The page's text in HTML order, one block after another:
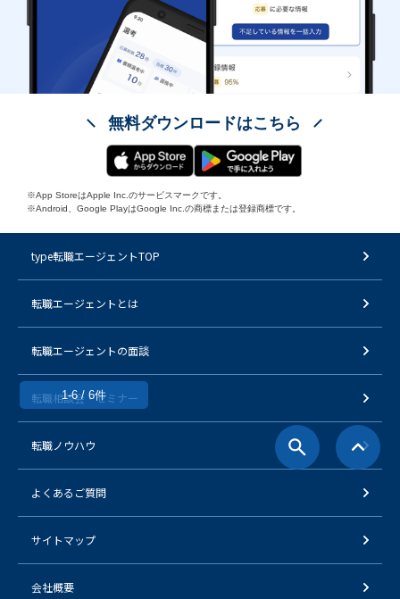
1-6 / 6件
無料ダウンロードはこちら
※App StoreはApple Inc.のサービスマークです。
※Android、Google PlayはGoogle Inc.の商標または登録商標です。
type転職エージェントTOP
転職エージェントとは
転職エージェントの面談
転職相談会・セミナー
転職ノウハウ
よくあるご質問
サイトマップ
会社概要